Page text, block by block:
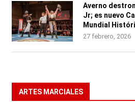
Averno
Jr; es nuevo
Mundial
27 febrero, 2026
ARTES MARCIALES